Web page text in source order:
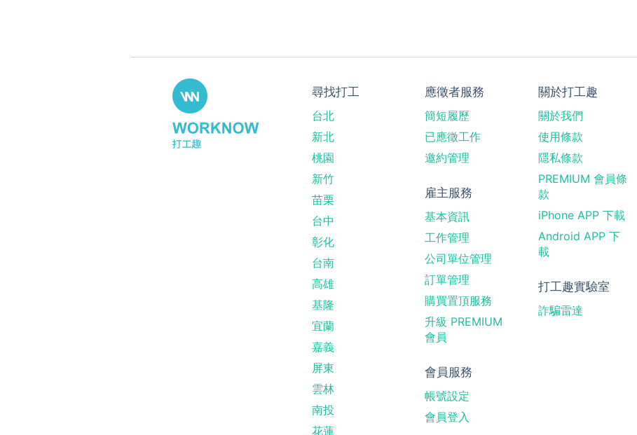
尋找打工
台北
新北
桃園
新竹
苗栗
台中
彰化
台南
高雄
基隆
宜蘭
嘉義
屏東
雲林
南投
花蓮
應徵者服務
簡短履歷
已應徵工作
邀約管理
雇主服務
基本資訊
工作管理
公司單位管理
訂單管理
購買置頂服務
升級 PREMIUM
會員
會員服務
帳號設定
會員登入
關於打工趣
關於我們
使用條款
隱私條款
PREMIUM 會員條
款
iPhone APP 下載
Android APP 下
載
打工趣實驗室
詐騙雷達